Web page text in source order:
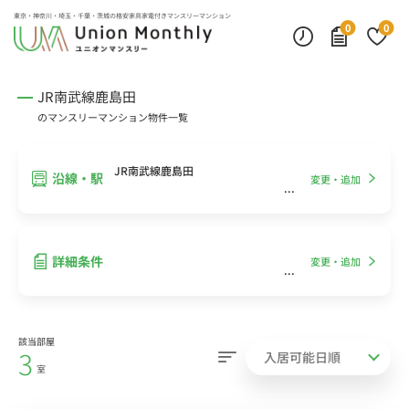
東京・神奈川・埼玉・千葉・茨城の格安家具家電付きマンスリーマンション
0
0
JR南武線鹿島田
のマンスリーマンション物件一覧
沿線・駅 JR南武線鹿島田
変更・追加
詳細条件 変更・追加
該当部屋
3 室